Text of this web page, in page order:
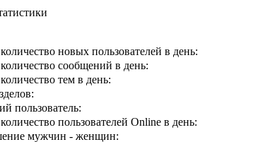
новых пользователей в день:
сообщений в день:
тем в день:
пользователь:
пользователей Оnline в день:
мужчин - женщин: